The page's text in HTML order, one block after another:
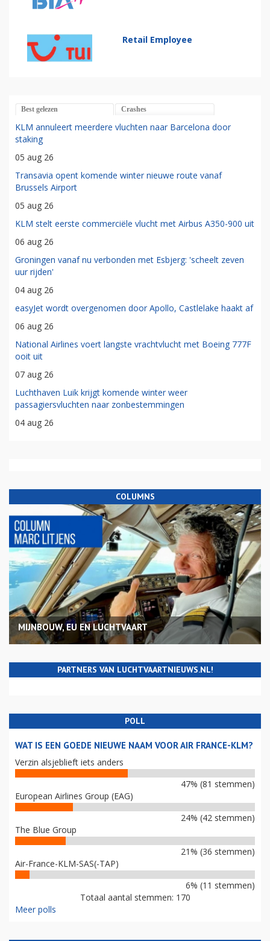
Retail Employee
Best gelezen Crashes
KLM annuleert meerdere vluchten naar Barcelona door
staking
05 aug 26
Transavia opent komende winter nieuwe route vanaf
Brussels Airport
05 aug 26
KLM stelt eerste commerciële vlucht met Airbus A350-900 uit
06 aug 26
Groningen vanaf nu verbonden met Esbjerg: 'scheelt zeven
uur rijden'
04 aug 26
easyJet wordt overgenomen door Apollo, Castlelake haakt af
06 aug 26
National Airlines voert langste vrachtvlucht met Boeing 777F
ooit uit
07 aug 26
Luchthaven Luik krijgt komende winter weer
passagiersvluchten naar zonbestemmingen
04 aug 26
COLUMNS
MIJNBOUW, EU EN LUCHTVAART
PARTNERS VAN LUCHTVAARTNIEUWS.NL!
POLL
WAT IS EEN GOEDE NIEUWE NAAM VOOR AIR FRANCE-KLM?
Verzin alsjeblieft iets anders
47% (81 stemmen)
European Airlines Group (EAG)
24% (42 stemmen)
The Blue Group
21% (36 stemmen)
Air-France-KLM-SAS(-TAP)
6% (11 stemmen)
Totaal aantal stemmen: 170
Meer polls